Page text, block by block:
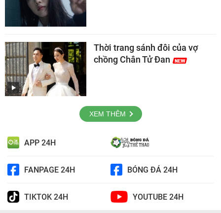
Thời trang sánh đôi của vợ
chồng Chân Tử Đan
XEM THÊM
APP 24H
FANPAGE 24H BÓNG ĐÁ 24H
TIKTOK 24H YOUTUBE 24H